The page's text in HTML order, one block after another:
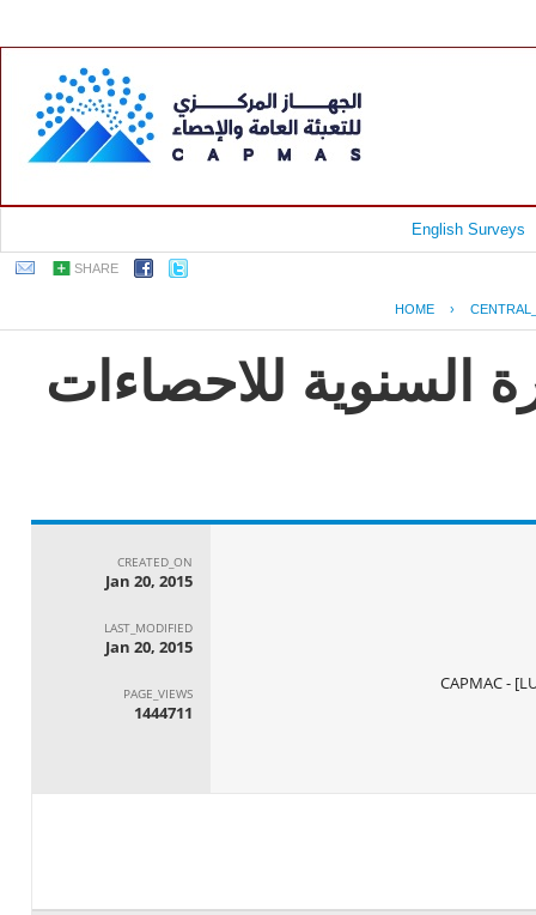
English Surveys
SHARE
HOME ›
السنوية للاحصاءات
CREATED_ON
Jan 20, 2015
LAST_MODIFIED
Jan 20, 2015
PAGE_VIEWS
1444711